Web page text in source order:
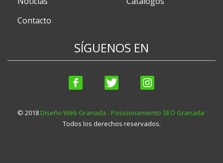
Contacto
SÍGUENOS EN
© 2018 Diseño Web Granada Posicionamiento SEO Granada
Todos los derechos reservados.